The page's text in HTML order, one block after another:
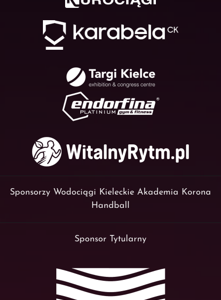
Sponsorzy Wodociągi Kieleckie Akademia Korona
Handball
Sponsor Tytularny